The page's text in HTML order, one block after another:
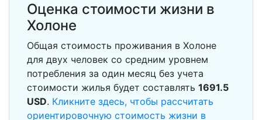
Оценка стоимости жизни в
Холоне
Общая стоимость проживания в Холоне
для двух человек со средним уровнем
потребления за один месяц без учета
стоимости жилья будет составлять 1691.5
USD. Кликните здесь, чтобы рассчитать
ориентировочную стоимость жизни в